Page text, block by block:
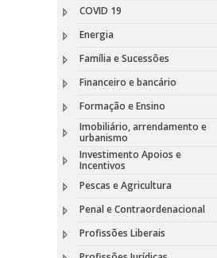
COVID 19
Energia
Família e Sucessões
Financeiro e bancário
Formação e Ensino
Imobiliário, arrendamento e
urbanismo
Investimento Apoios e
Incentivos
Pescas e Agricultura
Penal e Contraordenacional
Profissões Liberais